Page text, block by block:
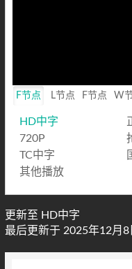
F节点 L节点 F节点 W
HD中字
720P
TC中字
其他播放
更新至 HD中字
最后更新于 2025年12月8